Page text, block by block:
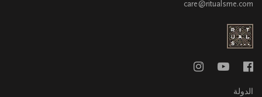
care@ritualsme.com
الدولة